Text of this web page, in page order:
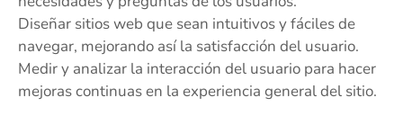
Diseñar sitios web que sean intuitivos y fáciles de
navegar, mejorando así la satisfacción del usuario.
Medir y analizar la interacción del usuario para hacer
mejoras continuas en la experiencia general del sitio.